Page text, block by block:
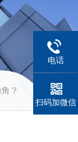
？
电话
扫码加微信